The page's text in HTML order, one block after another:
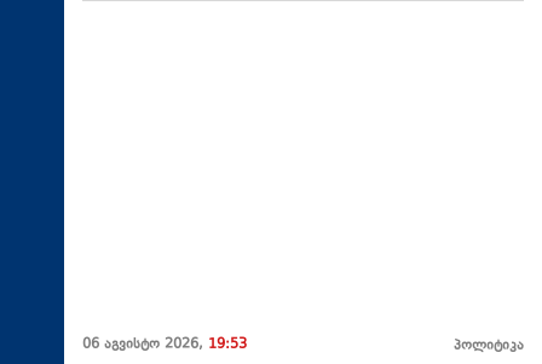
06 აგვისტო 2026, 19:53 პოლიტიკა